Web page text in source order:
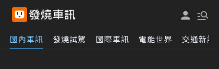
國內車訊 發燒試駕 國際車訊 電能世界 交通新訊